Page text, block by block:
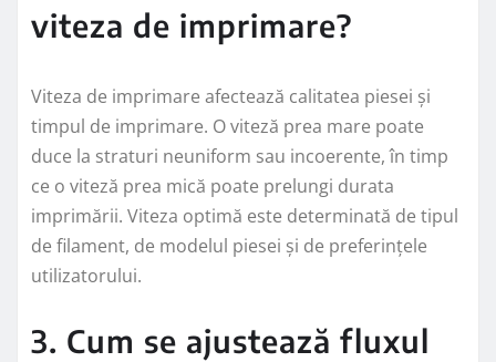
viteza de imprimare?
Viteza de imprimare afectează calitatea piesei și
timpul de imprimare. O viteză prea mare poate
duce la straturi neuniform sau incoerente, în timp
ce o viteză prea mică poate prelungi durata
imprimării. Viteza optimă este determinată de tipul
de filament, de modelul piesei și de preferințele
utilizatorului.
3. Cum se ajustează fluxul